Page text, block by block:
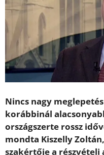
Nincs nagy
korábbinál
országszerte rossz
mondta Kiszelly
szakértője a